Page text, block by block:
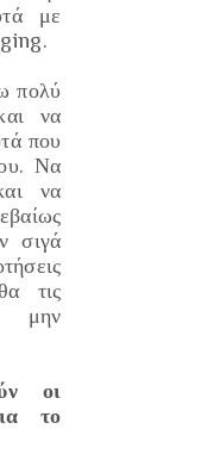
με
πολύ
να
που
Να
να
σιγά
τις
μην
οι
το